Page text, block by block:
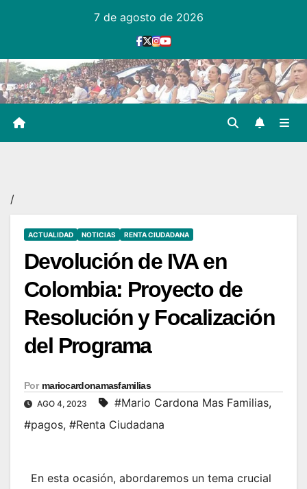
7 de agosto de 2026
/
ACTUALIDAD NOTICIAS RENTA CIUDADANA
Devolución de IVA en
Colombia: Proyecto de
Resolución y Focalización
del Programa
Por mariocardonamasfamilias
AGO 4, 2023 #Mario Cardona Mas Familias,
#pagos, #Renta Ciudadana
En esta ocasión, abordaremos un tema crucial